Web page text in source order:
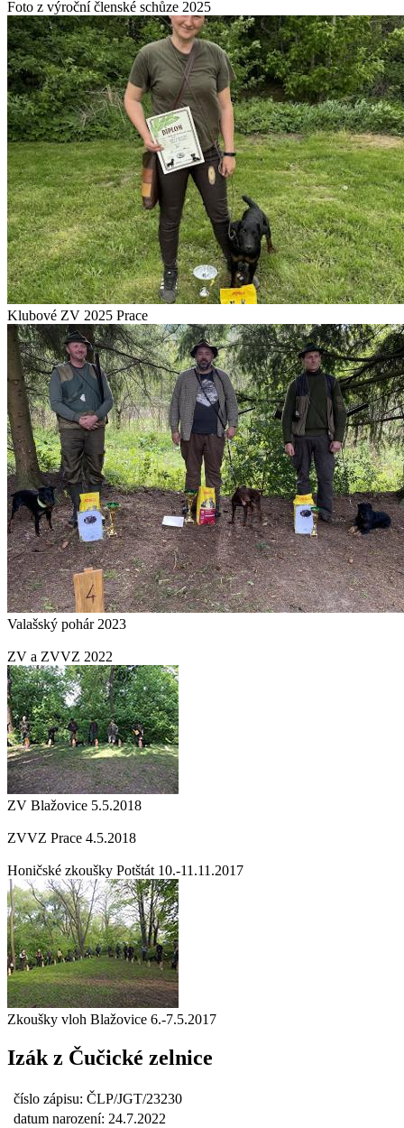
Foto z výroční členské schůze 2025
Klubové ZV 2025 Prace
Valašský pohár 2023
ZV a ZVVZ 2022
ZV Blažovice 5.5.2018
ZVVZ Prace 4.5.2018
Honičské zkoušky Potštát 10.-11.11.2017
Zkoušky vloh Blažovice 6.-7.5.2017
Izák z Čučické zelnice
číslo zápisu: ČLP/JGT/23230
datum narození: 24.7.2022